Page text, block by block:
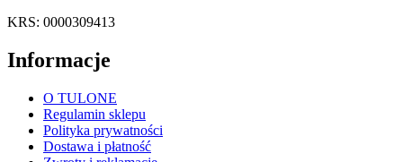
KRS: 0000309413
Informacje
O TULONE
Regulamin sklepu
Polityka prywatności
Dostawa i płatność